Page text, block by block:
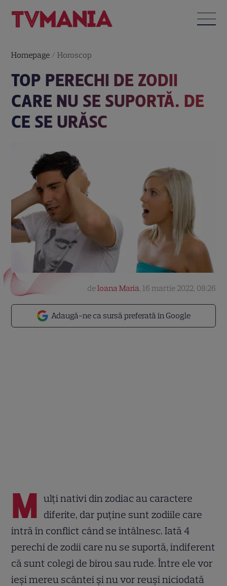
Homepage /Horoscop
TOP PERECHI DE ZODII
CARE NU SE SUPORTĂ. DE
CE SE URĂSC
Adaugă-ne ca sursă preferată în Google
deIoana Maria, 16 martie 2022, 08:26
M ulți nativi din zodiac au caractere
diferite, dar puține sunt zodiile care
intră în conflict când se întâlnesc. Iată 4
perechi de zodii care nu se suportă, indiferent
că sunt colegi de birou sau rude. Între ele vor
ieși mereu scântei și nu vor reuși niciodată